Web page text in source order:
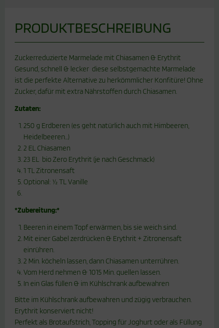
PRODUKTBESCHREIBUNG
Zuckerreduzierte Marmelade mit Chiasamen & Erythrit
Gesund, schnell & lecker  diese selbstgemachte Marmelade
ist die perfekte Alternative zu herkömmlicher Konfitüre! Ohne
Zucker, dafür mit extra Nährstoffen durch Chiasamen.
Zutaten:
250 g Erdberen (es geht natürlich auch mit Himbeeren,
Heidelbeeren...)
2 EL Chiasamen
23 EL bio Zero Erythrit (je nach Geschmack)
1 TL Zitronensaft
Optional: ½ TL Vanille
*Zubereitung:*
Beeren in einem Topf erwärmen, bis sie weich sind.
Mit einer Gabel zerdrücken & Erythrit + Zitronensaft
einrühren.
2 Min. köcheln lassen, dann Chiasamen unterrühren.
Vom Herd nehmen & 1015 Min. quellen lassen.
In ein Glas füllen & im Kühlschrank aufbewahren
Bitte im Kühlschrank aufbewahren und zügig verbrauchen.
Erythrit konserviert nicht!
Perfekt als Brotaufstrich, Topping für Joghurt oder als Füllung